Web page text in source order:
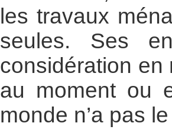
les travaux
seules. Ses
considération en
au moment ou
monde n’a pas